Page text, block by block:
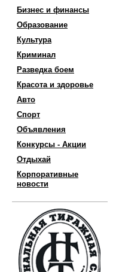
Бизнес и финансы
Образование
Культура
Криминал
Разведка боем
Красота и здоровье
Авто
Спорт
Объявления
Конкурсы - Акции
Отдыхай
Корпоративные
новости